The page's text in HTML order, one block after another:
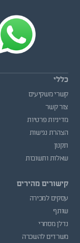
כללי
קשרי משקיעים
צור קשר
מדיניות פרטיות
הצהרת נגישות
תקנון
שאלות ותשובות
קישורים מהירים
עסקים למכירה
שותף
נדלן מסחרי
משרדים להשכרה